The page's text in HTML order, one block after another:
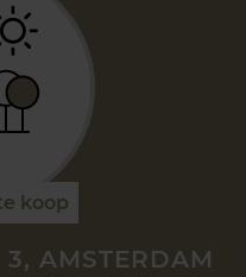
koop
AMSTERDAM